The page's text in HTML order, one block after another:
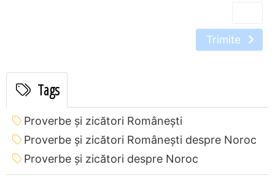
Trimite
Tags
Proverbe și zicători Româneşti
Proverbe și zicători Româneşti despre Noroc
Proverbe și zicători despre Noroc